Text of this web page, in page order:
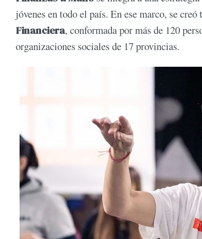
jóvenes en todo el país. En ese marco, se creó
Financiera, conformada por más de 120
organizaciones sociales de 17 provincias.